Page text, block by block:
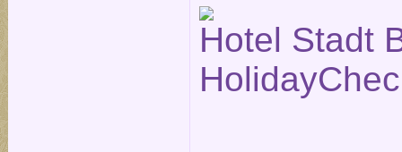
Hotel Stadt